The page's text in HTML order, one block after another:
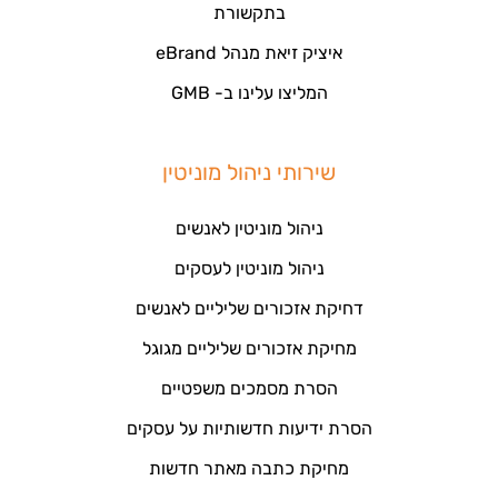
בתקשורת
איציק זיאת מנהל eBrand
המליצו עלינו ב- GMB
שירותי ניהול מוניטין
ניהול מוניטין לאנשים
ניהול מוניטין לעסקים
דחיקת אזכורים שליליים לאנשים
מחיקת אזכורים שליליים מגוגל
הסרת מסמכים משפטיים
הסרת ידיעות חדשותיות על עסקים
מחיקת כתבה מאתר חדשות